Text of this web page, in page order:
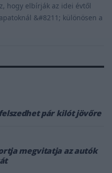
hogy elbírják az idei évtől
&#8211; különösen a
pár kilót jövőre
megvitatja az autók